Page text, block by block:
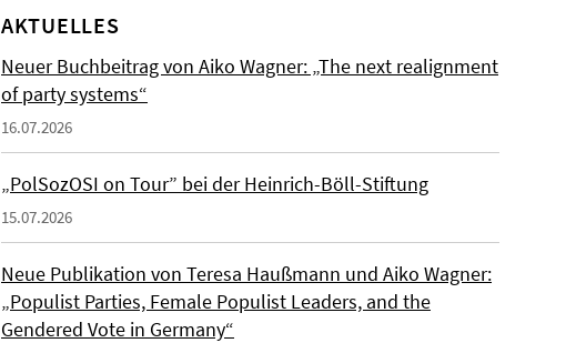
AKTUELLES
Neuer Buchbeitrag von Aiko Wagner: „The next realignment
of party systems“
16.07.2026
„PolSozOSI on Tour” bei der Heinrich-Böll-Stiftung
15.07.2026
Neue Publikation von Teresa Haußmann und Aiko Wagner:
„Populist Parties, Female Populist Leaders, and the
Gendered Vote in Germany“